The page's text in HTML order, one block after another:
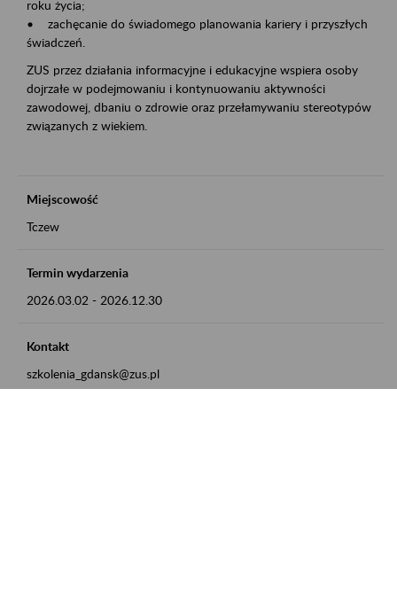
roku życia;
• zachęcanie do świadomego planowania kariery i przyszłych
świadczeń.
ZUS przez działania informacyjne i edukacyjne wspiera osoby
dojrzałe w podejmowaniu i kontynuowaniu aktywności
zawodowej, dbaniu o zdrowie oraz przełamywaniu stereotypów
związanych z wiekiem.
Miejscowość
Tczew
Termin wydarzenia
2026.03.02 - 2026.12.30
Kontakt
szkolenia_gdansk@zus.pl